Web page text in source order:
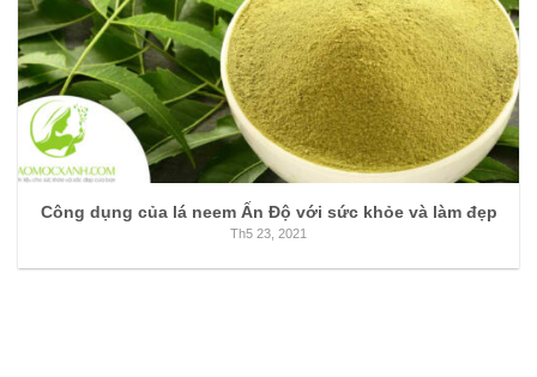
Công dụng của lá neem Ấn Độ với sức khỏe và làm đẹp
Th5 23, 2021